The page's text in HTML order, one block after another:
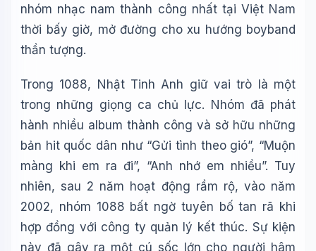
nhóm nhạc nam thành công nhất tại Việt Nam
thời bấy giờ, mở đường cho xu hướng boyband
thần tượng.
Trong 1088, Nhật Tinh Anh giữ vai trò là một
trong những giọng ca chủ lực. Nhóm đã phát
hành nhiều album thành công và sở hữu những
bản hit quốc dân như “Gửi tình theo gió”, “Muộn
màng khi em ra đi”, “Anh nhớ em nhiều”. Tuy
nhiên, sau 2 năm hoạt động rầm rộ, vào năm
2002, nhóm 1088 bất ngờ tuyên bố tan rã khi
hợp đồng với công ty quản lý kết thúc. Sự kiện
này đã gây ra một cú sốc lớn cho người hâm